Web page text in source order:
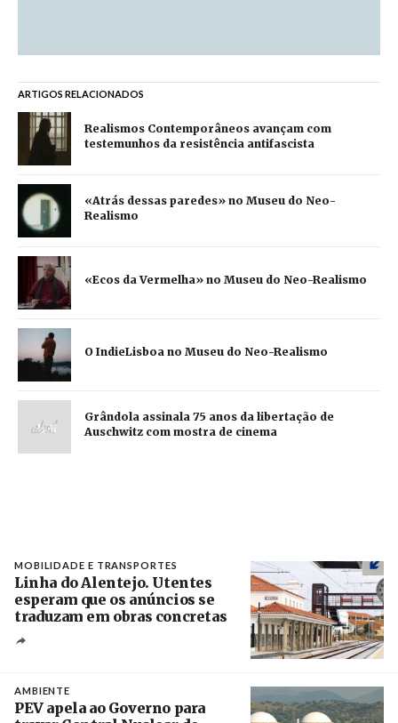
ARTIGOS RELACIONADOS
Realismos Contemporâneos avançam com
testemunhos da resistência antifascista
«Atrás dessas paredes» no Museu do Neo-
Realismo
«Ecos da Vermelha» no Museu do Neo-Realismo
O IndieLisboa no Museu do Neo-Realismo
Grândola assinala 75 anos da libertação de
Auschwitz com mostra de cinema
MOBILIDADE E TRANSPORTES
Linha do Alentejo. Utentes
esperam que os anúncios se
traduzam em obras concretas
AMBIENTE
PEV apela ao Governo para